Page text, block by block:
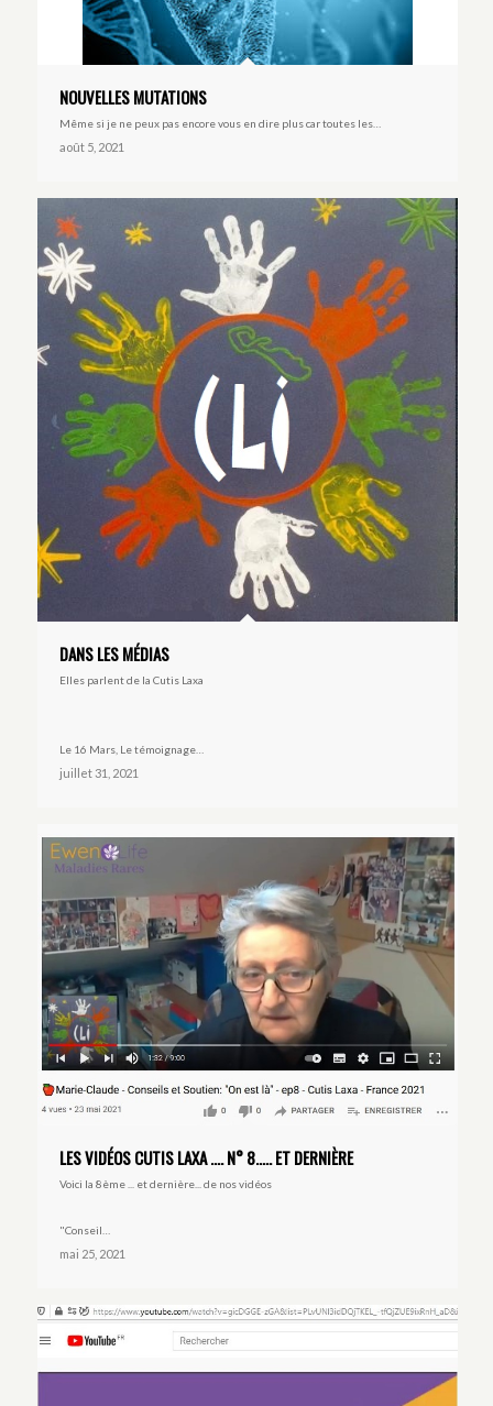
NOUVELLES MUTATIONS
Même si je ne peux pas encore vous en dire plus car toutes les…
août 5, 2021
DANS LES MÉDIAS
Elles parlent de la Cutis Laxa
Le 16 Mars, Le témoignage…
juillet 31, 2021
LES VIDÉOS CUTIS LAXA …. N° 8….. ET DERNIÈRE
Voici la 8ème ... et dernière... de nos vidéos
"Conseil…
mai 25, 2021